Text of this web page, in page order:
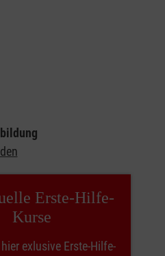
Erste-Hilfe-
Kurse
exlusive Erste-Hilfe-